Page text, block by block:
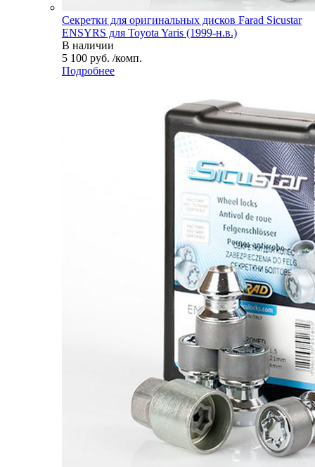
Секретки для оригинальных дисков Farad Sicustar
ENSYRS для Toyota Yaris (1999-н.в.)
В наличии
5 100 руб. /комп.
Подробнее